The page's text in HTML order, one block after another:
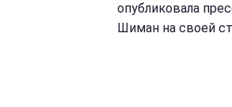
опубликовала
Шиман на своей